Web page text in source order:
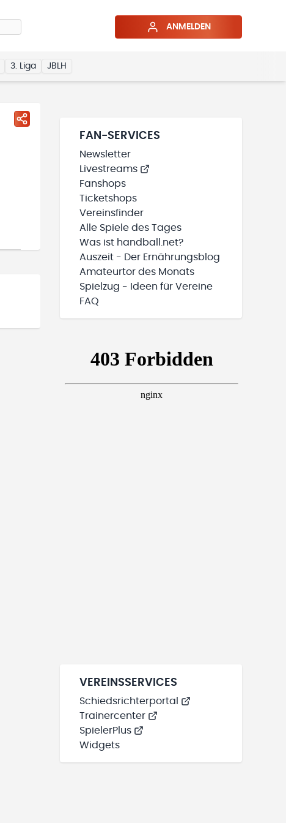
ANMELDEN
3. Liga JBLH
FAN-SERVICES
Newsletter
Livestreams
Fanshops
Ticketshops
Vereinsfinder
Alle Spiele des Tages
Was ist handball.net?
Auszeit - Der Ernährungsblog
Amateurtor des Monats
Spielzug - Ideen für Vereine
FAQ
VEREINSSERVICES
Schiedsrichterportal
Trainercenter
SpielerPlus
Widgets